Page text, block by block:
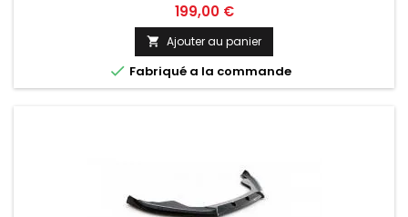
Prix
199,00 €
 Ajouter au panier
 Fabriqué a la commande